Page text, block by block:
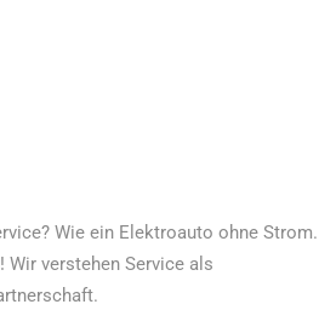
Wie ein Elektroauto ohne Strom.
Wir verstehen Service als